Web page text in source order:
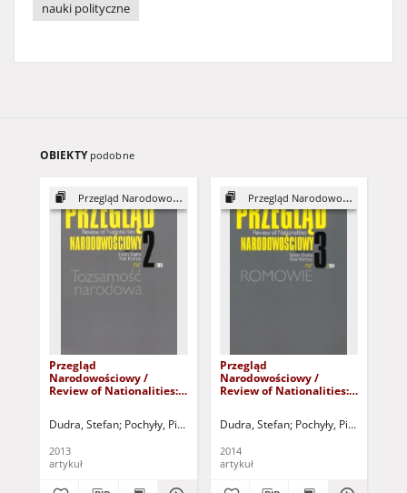
nauki polityczne
OBIEKTY podobne
Przegląd Narodowościowy, 2
Przegląd
Narodowościowy /
Review of Nationalities:
od redakcji
Dudra, Stefan Pochyły, Piotr Dudra, Stefan - red. Pochyły, Piotr - red.
2013
artykuł
Przegląd Narodowościowy, 3
Przegląd
Narodowościowy /
Review of Nationalities:
Dudra, Stefan Pochyły, Piotr
2014
artykuł